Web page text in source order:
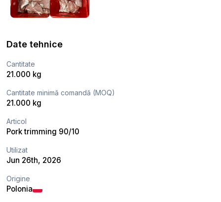
Date tehnice
Cantitate
21.000 kg
Cantitate minimă comandă (MOQ)
21.000 kg
Articol
Pork trimming 90/10
Utilizat
Jun 26th, 2026
Origine
Polonia